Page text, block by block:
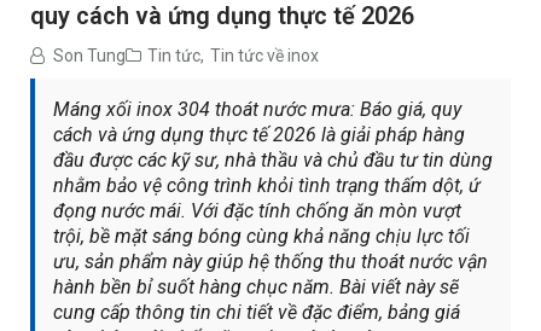
quy cách và ứng dụng thực tế 2026
Son Tung Tin tức, Tin tức về inox
Máng xối inox 304 thoát nước mưa: Báo giá, quy
cách và ứng dụng thực tế 2026 là giải pháp hàng
đầu được các kỹ sư, nhà thầu và chủ đầu tư tin dùng
nhằm bảo vệ công trình khỏi tình trạng thấm dột, ứ
đọng nước mái. Với đặc tính chống ăn mòn vượt
trội, bề mặt sáng bóng cùng khả năng chịu lực tối
ưu, sản phẩm này giúp hệ thống thu thoát nước vận
hành bền bỉ suốt hàng chục năm. Bài viết này sẽ
cung cấp thông tin chi tiết về đặc điểm, bảng giá